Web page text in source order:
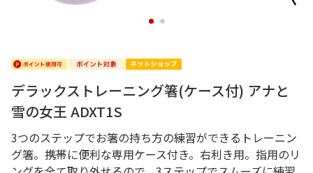
1 2
デラックストレーニング箸(ケース付) アナと
雪の女王 ADXT1S
3つのステップでお箸の持ち方の練習ができるトレーニン
グ箸。携帯に便利な専用ケース付き。右利き用。指用のリ